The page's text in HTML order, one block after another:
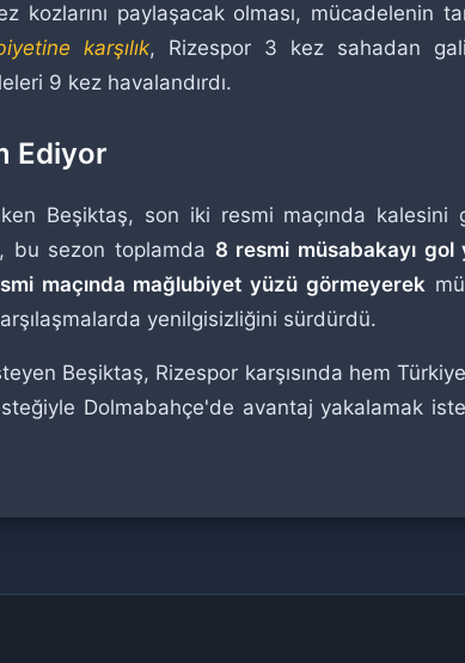
kozlarını paylaşacak olması, mücadelenin
karşılık, Rizespor 3 kez sahadan
9 kez havalandırdı.
Ediyor
Beşiktaş, son iki resmi maçında kalesini
bu sezon toplamda 8 resmi müsabakayı gol
maçında mağlubiyet yüzü görmeyerek
yenilgisizliğini sürdürdü.
Beşiktaş, Rizespor karşısında hem
Dolmabahçe'de avantaj yakalamak